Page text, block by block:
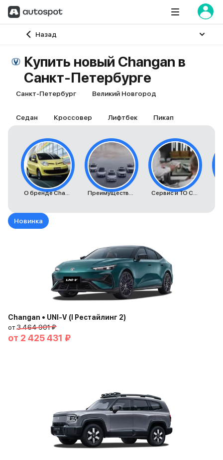
Назад
Главная
Купить новый Changan в
Санкт-Петербурге
Санкт-Петербург Великий Новгород
Седан Кроссовер Лифтбек Пикап
О бренде Changan Преимущества автомобилей Changan Сервис и ТО Changan
Новинка
Changan • UNI-V (I Рестайлинг 2)
от3 464 901 ₽
от 2 425 431 ₽